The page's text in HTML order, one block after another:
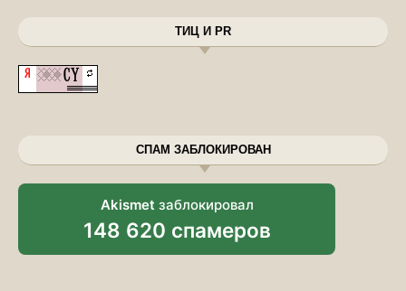
ТИЦ И PR
СПАМ ЗАБЛОКИРОВАН
Akismet заблокировал
148 620 спамеров